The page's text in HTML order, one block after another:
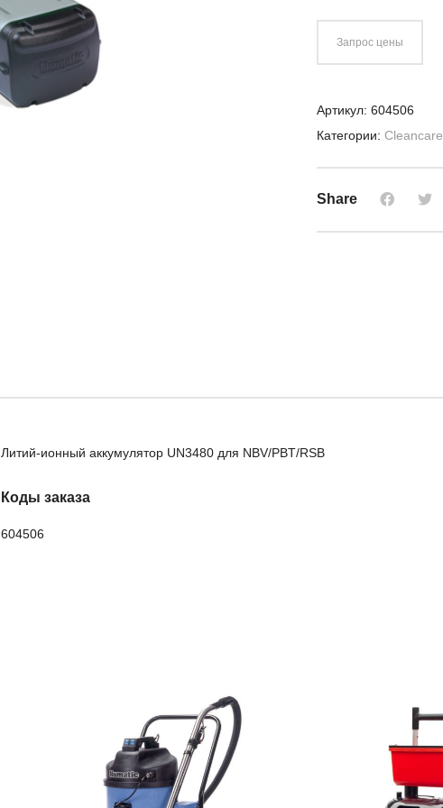
Запрос цены
Артикул: 604506
Категории: Cleancare
Share
Литий-ионный аккумулятор UN3480 для NBV/PBT/RSB
Коды заказа
604506